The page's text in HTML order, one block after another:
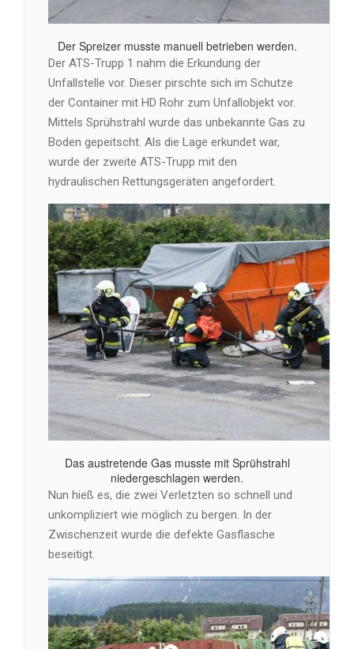
Der Spreizer musste manuell betrieben werden.
Der ATS-Trupp 1 nahm die Erkundung der
Unfallstelle vor. Dieser pirschte sich im Schutze
der Container mit HD Rohr zum Unfallobjekt vor.
Mittels Sprühstrahl wurde das unbekannte Gas zu
Boden gepeitscht. Als die Lage erkundet war,
wurde der zweite ATS-Trupp mit den
hydraulischen Rettungsgeräten angefordert.
Das austretende Gas musste mit Sprühstrahl
niedergeschlagen werden.
Nun hieß es, die zwei Verletzten so schnell und
unkompliziert wie möglich zu bergen. In der
Zwischenzeit wurde die defekte Gasflasche
beseitigt.